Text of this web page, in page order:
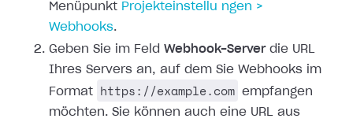
Menüpunkt Projekteinstellu ngen >
Webhooks.
Geben Sie im Feld Webhook-Serverdie URL
Ihres Servers an, auf dem Sie Webhooks im
Format
https://example.com empfangen
möchten. Sie können auch eine URL aus